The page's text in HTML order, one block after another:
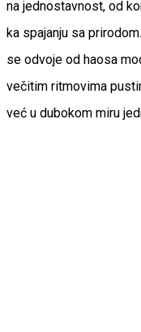
na jednostavnost, od
ka spajanju sa
se odvoje od haosa
večitim ritmovima
već u dubokom miru